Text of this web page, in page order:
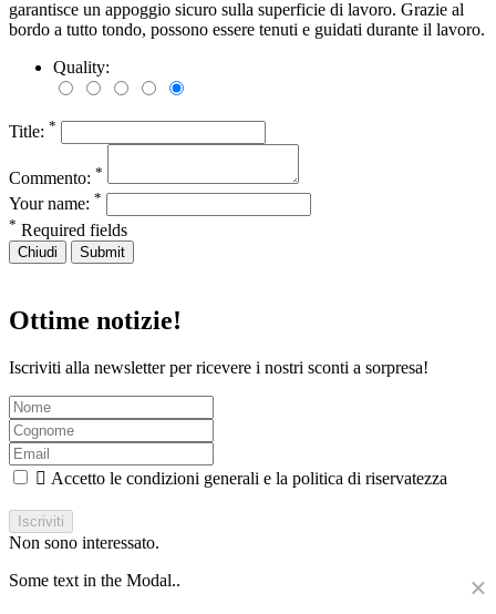
garantisce un appoggio sicuro sulla superficie di lavoro. Grazie al
bordo a tutto tondo, possono essere tenuti e guidati durante il lavoro.
Quality:
Title: *
Commento: *
Your name: *
* Required fields
Chiudi Submit
Ottime notizie!
Iscriviti alla newsletter per ricevere i nostri sconti a sorpresa!
 Accetto le condizioni generali e la politica di riservatezza
Iscriviti
Non sono interessato.
×
Some text in the Modal..